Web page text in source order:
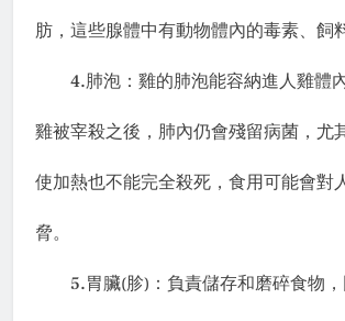
肪，這些腺體中有動物體內的毒素、飼
4.肺泡：雞的肺泡能容納進人雞體
雞被宰殺之後，肺內仍會殘留病菌，尤
使加熱也不能完全殺死，食用可能會對
脅。
5.胃臟(胗) ：負責儲存和磨碎食物